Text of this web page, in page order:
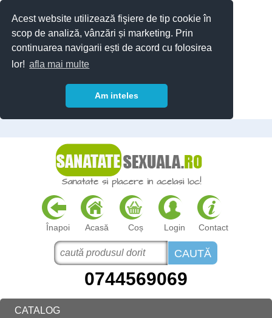
Acest website utilizează fişiere de tip cookie în
scop de analiză, vânzări și marketing. Prin
continuarea navigarii ești de acord cu folosirea
lor! afla mai multe
Am inteles
Înapoi Acasă Coș Login Contact
0744569069
CATALOG